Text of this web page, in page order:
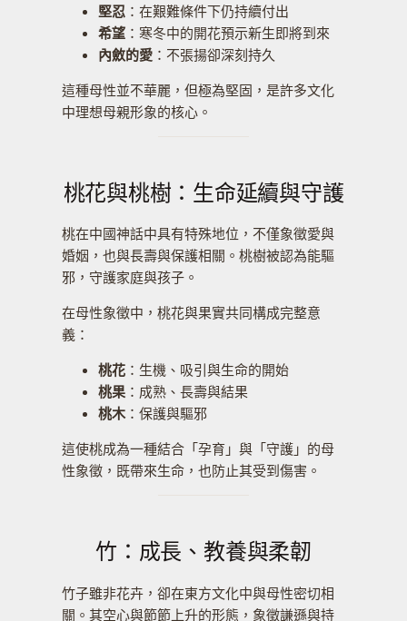
堅忍 ：在艱難條件下仍持續付出
希望 ：寒冬中的開花預示新生即將到來
內斂的愛 ：不張揚卻深刻持久
這種母性並不華麗，但極為堅固，是許多文化
中理想母親形象的核心。
桃花與桃樹：生命延續與守護
桃在中國神話中具有特殊地位，不僅象徵愛與
婚姻，也與長壽與保護相關。桃樹被認為能驅
邪，守護家庭與孩子。
在母性象徵中，桃花與果實共同構成完整意
義：
桃花 ：生機、吸引與生命的開始
桃果 ：成熟、長壽與結果
桃木：保護與驅邪
這使桃成為一種結合「孕育」與「守護」的母
性象徵，既帶來生命，也防止其受到傷害。
竹：成長、教養與柔韌
竹子雖非花卉，卻在東方文化中與母性密切相
關。其空心與節節上升的形態，象徵謙遜與持